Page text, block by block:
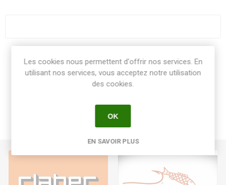
Share:
Les cookies nous permettent d'offrir nos services. En
utilisant nos services, vous acceptez notre utilisation
des cookies.
OK
EN SAVOIR PLUS